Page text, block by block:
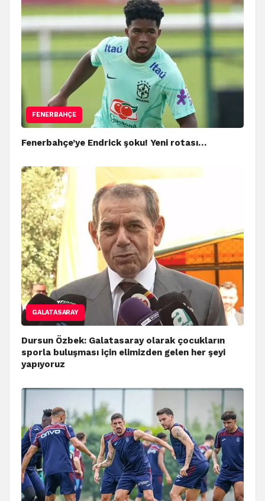
FENERBAHÇE
Fenerbahçe’ye Endrick şoku! Yeni rotası…
GALATASARAY
Dursun Özbek: Galatasaray olarak çocukların
sporla buluşması için elimizden gelen her şeyi
yapıyoruz